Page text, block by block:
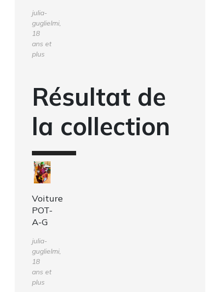
julia-
guglielmi,
18
ans et
plus
Résultat de
la collection
Voiture
POT-
A-G
julia-
guglielmi,
18
ans et
plus